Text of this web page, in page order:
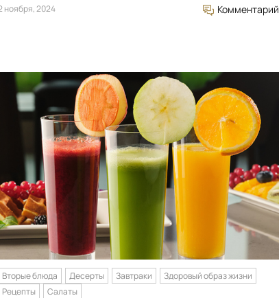
ноября, 2024 Комментарий
Вторые блюда Десерты Завтраки
Здоровый образ жизни
Рецепты
Салаты